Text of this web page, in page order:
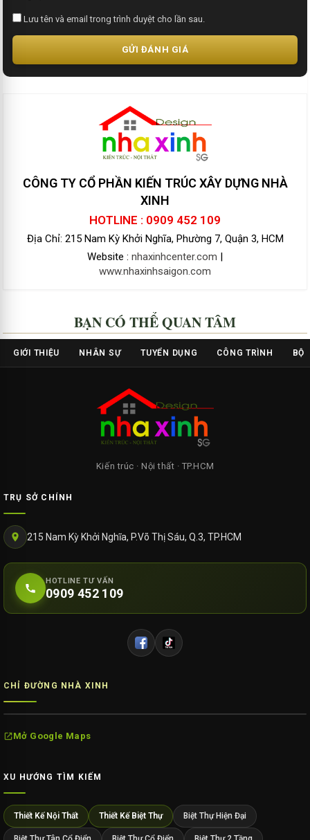
Lưu tên và email trong trình duyệt cho lần sau.
GỬI ĐÁNH GIÁ
CÔNG TY CỔ PHẦN KIẾN TRÚC XÂY DỰNG NHÀ
XINH
HOTLINE : 0909 452 109
Địa Chỉ: 215 Nam Kỳ Khởi Nghĩa, Phường 7, Quận 3, HCM
Website : nhaxinhcenter.com
www.nhaxinhsaigon.com
BẠN CÓ THỂ QUAN TÂM
GIỚI THIỆU NHÂN SỰ TUYỂN DỤNG CÔNG TRÌNH BỘ
Kiến trúc · Nội thất · TP.HCM
TRỤ SỞ CHÍNH
215 Nam Kỳ Khởi Nghĩa, P.Võ Thị Sáu, Q.3, TP.HCM
HOTLINE TƯ VẤN
0909 452 109
CHỈ ĐƯỜNG NHÀ XINH
Mở Google Maps
XU HƯỚNG TÌM KIẾM
Thiết Kế Nội Thất Thiết Kế Biệt Thự Biệt Thự Hiện Đại